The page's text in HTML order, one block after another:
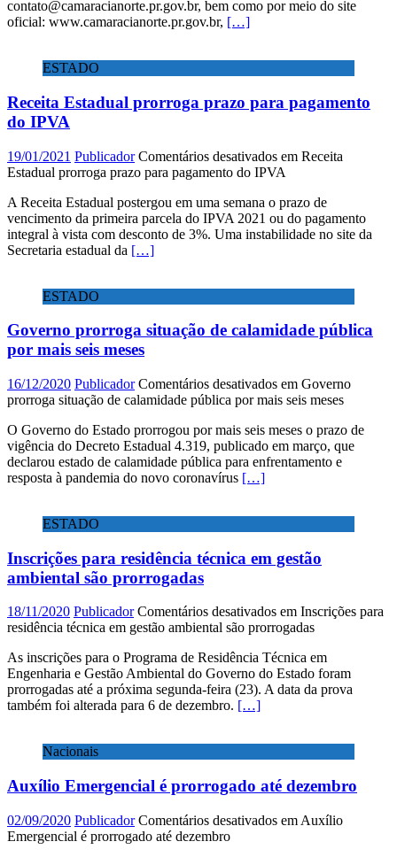
contato@camaracianorte.pr.gov.br, bem como por meio do site
oficial: www.camaracianorte.pr.gov.br, […]
ESTADO
Receita Estadual prorroga prazo para pagamento
do IPVA
19/01/2021 Publicador Comentários desativados em Receita
Estadual prorroga prazo para pagamento do IPVA
A Receita Estadual postergou em uma semana o prazo de
vencimento da primeira parcela do IPVA 2021 ou do pagamento
integral à vista com desconto de 3%. Uma instabilidade no site da
Secretaria estadual da […]
ESTADO
Governo prorroga situação de calamidade pública
por mais seis meses
16/12/2020 Publicador Comentários desativados em Governo
prorroga situação de calamidade pública por mais seis meses
O Governo do Estado prorrogou por mais seis meses o prazo de
vigência do Decreto Estadual 4.319, publicado em março, que
declarou estado de calamidade pública para enfrentamento e
resposta à pandemia do novo coronavírus […]
ESTADO
Inscrições para residência técnica em gestão
ambiental são prorrogadas
18/11/2020 Publicador Comentários desativados em Inscrições para
residência técnica em gestão ambiental são prorrogadas
As inscrições para o Programa de Residência Técnica em
Engenharia e Gestão Ambiental do Governo do Estado foram
prorrogadas até a próxima segunda-feira (23). A data da prova
também foi alterada para 6 de dezembro. […]
Nacionais
Auxílio Emergencial é prorrogado até dezembro
02/09/2020 Publicador Comentários desativados em Auxílio
Emergencial é prorrogado até dezembro